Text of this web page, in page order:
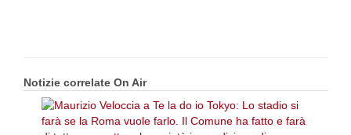
Notizie correlate On Air